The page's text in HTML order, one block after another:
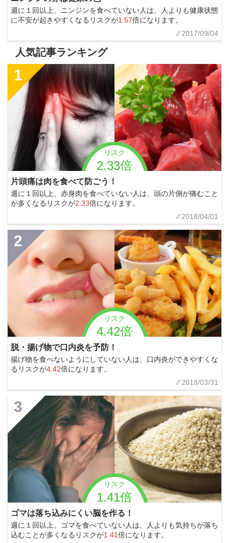
週に１回以上、ニンジンを食べていない人は、人よりも健康状態
に不安が起きやすくなるリスクが1.57倍になります。
2017/09/04
人気記事ランキング
リスク
2.33倍
1
片頭痛は肉を食べて防ごう！
週に１回以上、赤身肉を食べていない人は、頭の片側が痛むこと
が多くなるリスクが2.33倍になります。
2018/04/01
リスク
4.42倍
2
脱・揚げ物で口内炎を予防！
揚げ物を食べないようにしていない人は、口内炎ができやすくな
るリスクが4.42倍になります。
2018/03/31
リスク
1.41倍
3
ゴマは落ち込みにくい脳を作る！
週に１回以上、ゴマを食べていない人は、人よりも気持ちが落ち
込むことが多くなるリスクが1.41倍になります。